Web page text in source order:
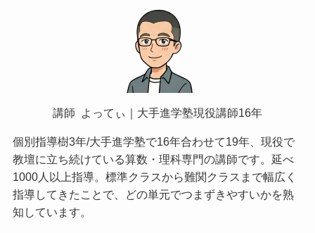
講師 よってぃ｜大手進学塾現役講師16年
個別指導樹3年/大手進学塾で16年合わせて19年、現役で
教壇に立ち続けている算数・理科専門の講師です。延べ
1000人以上指導。標準クラスから難関クラスまで幅広く
指導してきたことで、どの単元でつまずきやすいかを熟
知しています。